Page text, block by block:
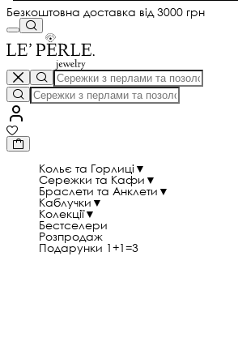
Безкоштовна доставка від 3000 грн
Кольє та Горлиці ▼
Сережки та Кафи ▼
Браслети та Анклети ▼
Каблучки ▼
Колекції▼
Бестселери
Розпродаж
Подарунки 1+1=3